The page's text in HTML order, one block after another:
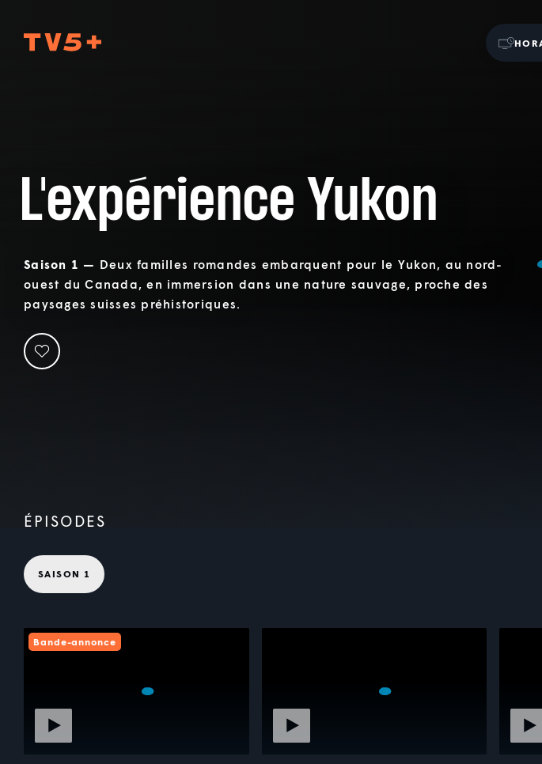
L'expérience Yukon
Saison 1 — Deux familles romandes embarquent pour le Yukon, au nord-
ouest du Canada, en immersion dans une nature sauvage, proche des
paysages suisses préhistoriques.
ÉPISODES
SAISON 1
Bande-annonce